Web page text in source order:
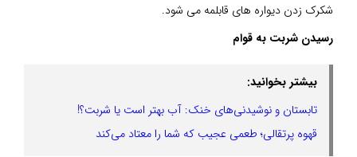
شکرک زدن دیواره های قابلمه می شود.
رسیدن شربت به قوام
بیشتر بخوانید:
تابستان و نوشیدنی‌های خنک: آب بهتر است یا شربت؟!
قهوه پرتقالی؛ طعمی عجیب که شما را معتاد می‌کند